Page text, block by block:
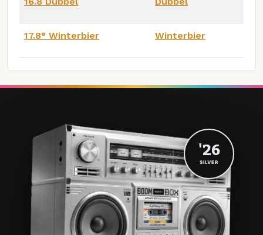
17.8° Winterbier Winterbier
'26
SILVER